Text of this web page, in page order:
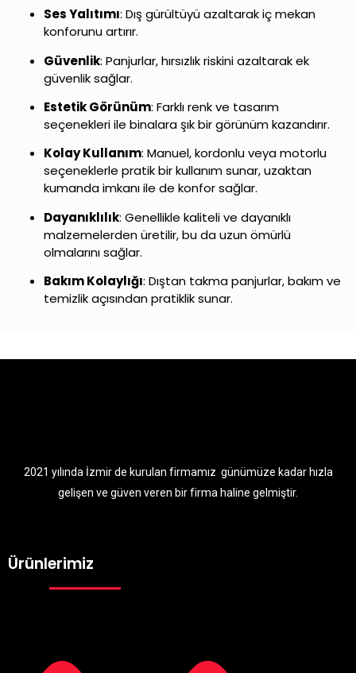
Ses Yalıtımı: Dış gürültüyü azaltarak iç mekan
konforunu artırır.
Güvenlik: Panjurlar, hırsızlık riskini azaltarak ek
güvenlik sağlar.
Estetik Görünüm: Farklı renk ve tasarım
seçenekleri ile binalara şık bir görünüm kazandırır.
Kolay Kullanım: Manuel, kordonlu veya motorlu
seçeneklerle pratik bir kullanım sunar, uzaktan
kumanda imkanı ile de konfor sağlar.
Dayanıklılık: Genellikle kaliteli ve dayanıklı
malzemelerden üretilir, bu da uzun ömürlü
olmalarını sağlar.
Bakım Kolaylığı: Dıştan takma panjurlar, bakım ve
temizlik açısından pratiklik sunar.
2021 yılında İzmir de kurulan firmamız günümüze kadar hızla
gelişen ve güven veren bir firma haline gelmiştir.
Ürünlerimiz